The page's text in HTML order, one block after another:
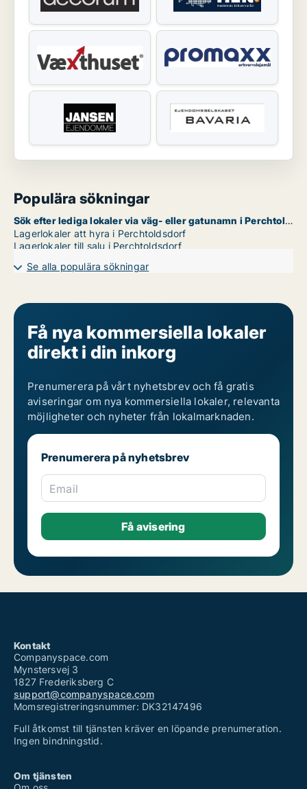
Populära sökningar
Sök efter lediga lokaler via väg- eller gatunamn i Perchtoldsdorf
Lagerlokaler att hyra i Perchtoldsdorf
Lagerlokaler till salu i Perchtoldsdorf
Se alla populära sökningar
Få nya kommersiella lokaler
direkt i din inkorg
Prenumerera på vårt nyhetsbrev och få gratis
aviseringar om nya kommersiella lokaler, relevanta
möjligheter och nyheter från lokalmarknaden.
Prenumerera på nyhetsbrev
Email
Kontakt
Companyspace.com
Mynstersvej 3
1827 Frederiksberg C
support@companyspace.com
Momsregistreringsnummer: DK32147496
Full åtkomst till tjänsten kräver en löpande prenumeration.
Ingen bindningstid.
Om tjänsten